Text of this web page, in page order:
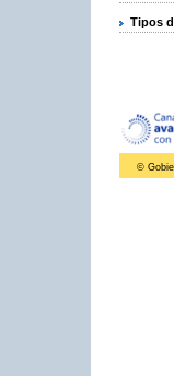
Tipos
©